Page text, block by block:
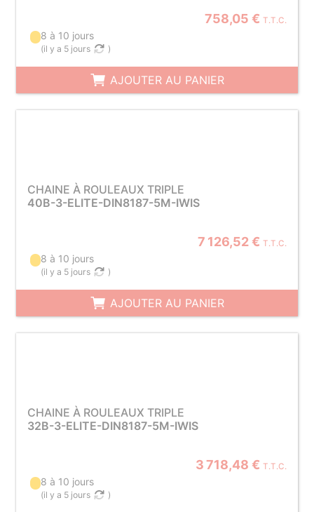
758,05 € T.T.C.
8 à 10 jours
(il y a 5 jours )
AJOUTER AU PANIER
CHAINE À ROULEAUX TRIPLE
40B-3-ELITE-DIN8187-5M-IWIS
7 126,52 € T.T.C.
8 à 10 jours
(il y a 5 jours )
AJOUTER AU PANIER
CHAINE À ROULEAUX TRIPLE
32B-3-ELITE-DIN8187-5M-IWIS
3 718,48 € T.T.C.
8 à 10 jours
(il y a 5 jours )